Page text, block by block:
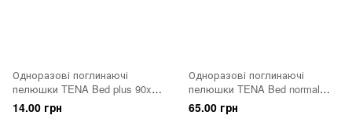
Одноразові поглинаючі
пелюшки TENA Bed plus 90x60
см. 1 шт
14.00 грн
Одноразові поглинаючі
пелюшки TENA Bed normal
90x60 см. 5 шт
65.00 грн